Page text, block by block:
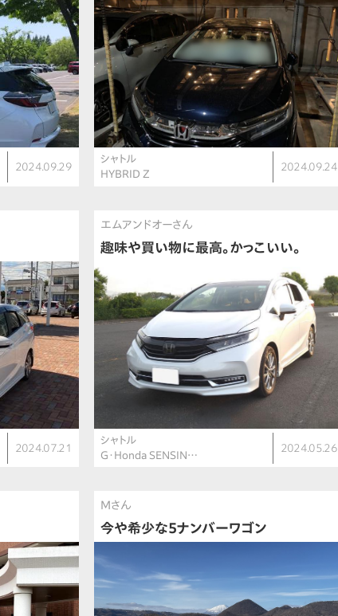
2024.09.29
シャトル
HYBRID Z
2024.09.24
2024.07.21
エムアンドオーさん
趣味や買い物に最高。かっこいい。
シャトル
G・Honda SENSIN…
2024.05.26
Mさん
今や希少な5ナンバーワゴン